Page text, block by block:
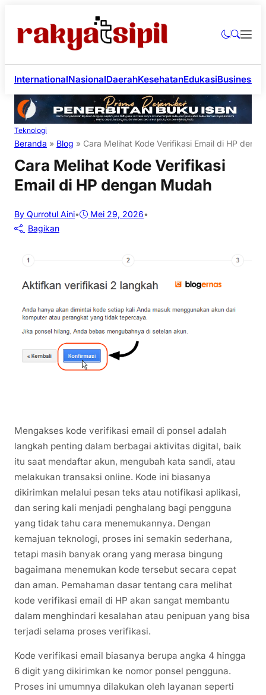
InternationalNasionalDaerahKesehatanEdukasiBusiness
Teknologi
Beranda » Blog » Cara Melihat Kode Verifikasi Email di HP
Cara Melihat Kode Verifikasi
Email di HP dengan Mudah
By Qurrotul Aini• Mei 29, 2026•
Bagikan
Mengakses kode verifikasi email di ponsel adalah
langkah penting dalam berbagai aktivitas digital, baik
itu saat mendaftar akun, mengubah kata sandi, atau
melakukan transaksi online. Kode ini biasanya
dikirimkan melalui pesan teks atau notifikasi aplikasi,
dan sering kali menjadi penghalang bagi pengguna
yang tidak tahu cara menemukannya. Dengan
kemajuan teknologi, proses ini semakin sederhana,
tetapi masih banyak orang yang merasa bingung
bagaimana menemukan kode tersebut secara cepat
dan aman. Pemahaman dasar tentang cara melihat
kode verifikasi email di HP akan sangat membantu
dalam menghindari kesalahan atau penipuan yang bisa
terjadi selama proses verifikasi.
Kode verifikasi email biasanya berupa angka 4 hingga
6 digit yang dikirimkan ke nomor ponsel pengguna.
Proses ini umumnya dilakukan oleh layanan seperti